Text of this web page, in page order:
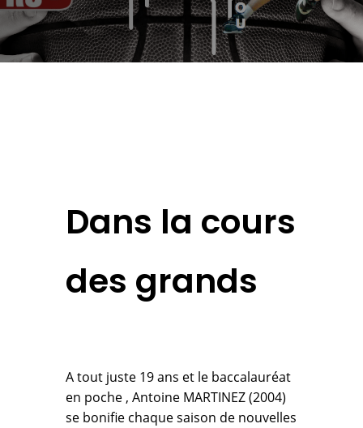
Dans la cours
des grands
A tout juste 19 ans et le baccalauréat
en poche , Antoine MARTINEZ (2004)
se bonifie chaque saison de nouvelles